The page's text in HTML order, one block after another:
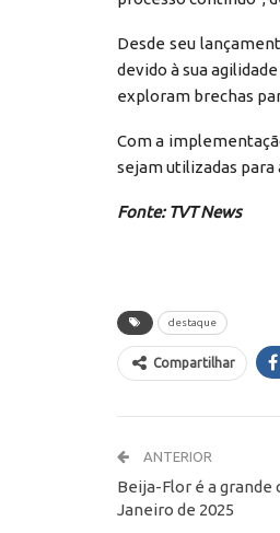
Desde seu
devido à sua
exploram brechas
Com a
sejam utilizadas para
Fonte: TVT News
destaque
Compartilhar
ANTERIOR
Beija-Flor é a grande
Janeiro de 2025